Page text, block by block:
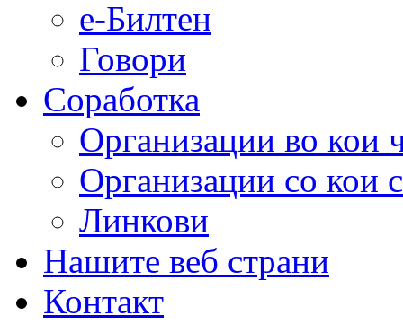
е-Билтен
Говори
Соработка
Организации во кои
Организации со кои
Линкови
Нашите веб страни
Контакт